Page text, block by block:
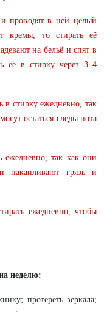
проводят в ней целый
кремы, то стирать её
на бельё и спят в
её в стирку через 3–4
стирку ежедневно, так
остаться следы пота
ежедневно, так как они
накапливают грязь и
ежедневно, чтобы
неделю:
протереть зеркала;